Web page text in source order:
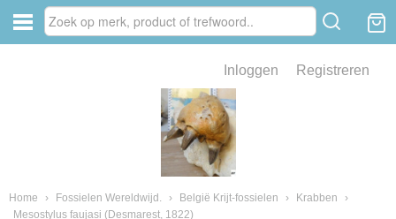
Inloggen Registreren
Home › Fossielen Wereldwijd. › België Krijt-fossielen › Krabben
›
Mesostylus faujasi (Desmarest, 1822)
van fossielen en mineralen